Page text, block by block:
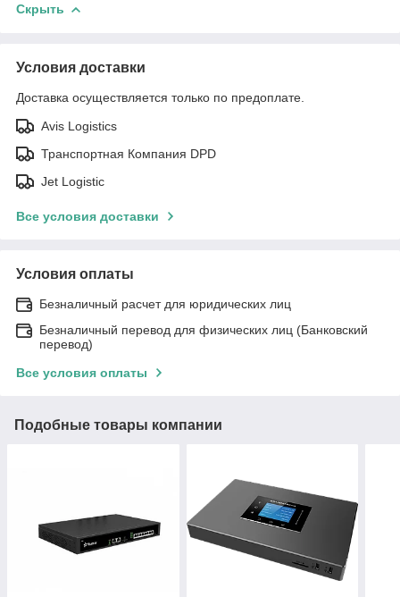
Скрыть
Условия доставки
Доставка осуществляется только по предоплате.
Avis Logistics
Транспортная Компания DPD
Jet Logistic
Все условия доставки
Условия оплаты
Безналичный расчет для юридических лиц
Безналичный перевод для физических лиц (Банковский
перевод)
Все условия оплаты
Подобные товары компании